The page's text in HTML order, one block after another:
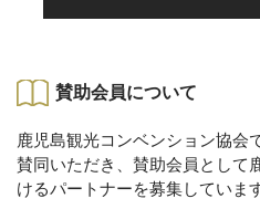
賛助会員について
鹿児島観光コンベンション協会
賛同いただき、賛助会員として
けるパートナーを募集しています